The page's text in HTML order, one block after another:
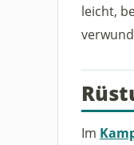
leicht,
Im